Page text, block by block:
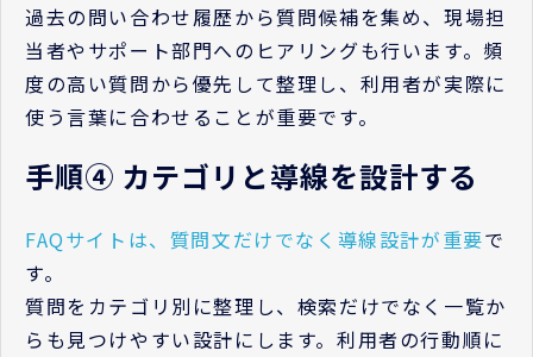
過去の問い合わせ履歴から質問候補を集め、現場担
当者やサポート部門へのヒアリングも行います。頻
度の高い質問から優先して整理し、利用者が実際に
使う言葉に合わせることが重要です。
手順④ カテゴリと導線を設計する
FAQサイトは、質問文だけでなく導線設計が重要で
す。
質問をカテゴリ別に整理し、検索だけでなく一覧か
らも見つけやすい設計にします。利用者の行動順に